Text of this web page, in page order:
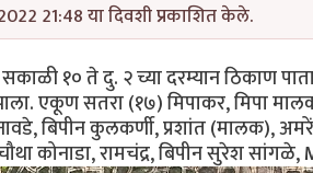
21:48 या दिवशी प्रकाशित केले.
१० ते दु. २ च्या दरम्यान ठिकाण
एकूण सतरा (१७) मिपाकर, मिपा
बिपीन कुलकर्णी, प्रशांत (मालक),
कोनाडा, रामचंद्र, बिपीन सुरेश